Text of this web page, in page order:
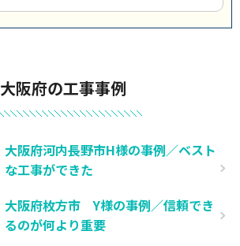
大阪府の工事事例
大阪府河内長野市H様の事例／ベスト
な工事ができた
大阪府枚方市 Y様の事例／信頼でき
るのが何より重要